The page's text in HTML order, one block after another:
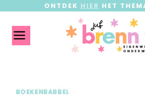
ONTDEK HIER HET
BOEKENBABBEL